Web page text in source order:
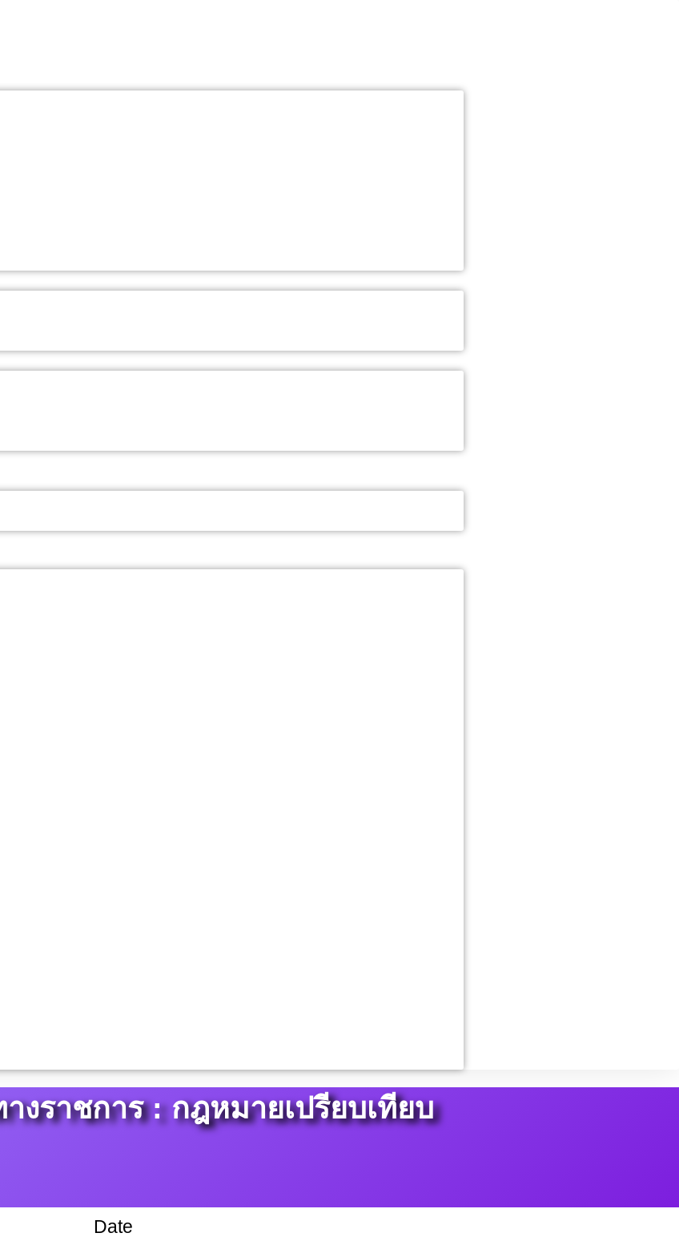
งราชการ : กฎหมายเปรียบเทียบ
Date